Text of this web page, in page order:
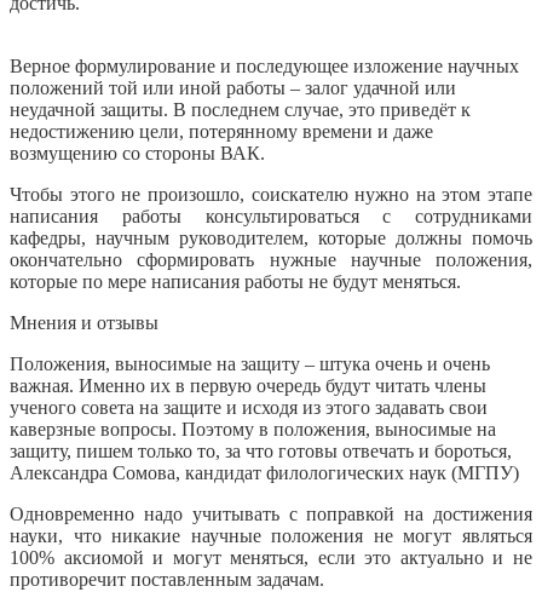
Верное формулирование и последующее изложение научных
положений той или иной работы – залог удачной или
неудачной защиты. В последнем случае, это приведёт к
недостижению цели, потерянному времени и даже
возмущению со стороны ВАК.
Чтобы этого не произошло, соискателю нужно на этом этапе
написания работы консультироваться с сотрудниками
кафедры, научным руководителем, которые должны помочь
окончательно сформировать нужные научные положения,
которые по мере написания работы не будут меняться.
Мнения и отзывы
Положения, выносимые на защиту – штука очень и очень
важная. Именно их в первую очередь будут читать члены
ученого совета на защите и исходя из этого задавать свои
каверзные вопросы. Поэтому в положения, выносимые на
защиту, пишем только то, за что готовы отвечать и бороться,
Александра Сомова, кандидат филологических наук (МГПУ)
Одновременно надо учитывать с поправкой на достижения
науки, что никакие научные положения не могут являться
100% аксиомой и могут меняться, если это актуально и не
противоречит поставленным задачам.